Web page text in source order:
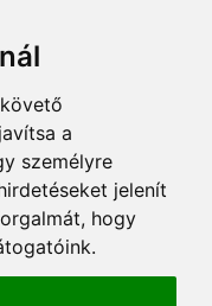
a
személyre
jelenít
hogy